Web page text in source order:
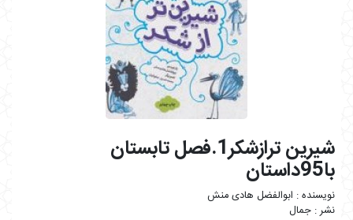
شیرین ترازشکر1.فصل تابستان
با95داستان
ابوالفضل هادی منش
جمال